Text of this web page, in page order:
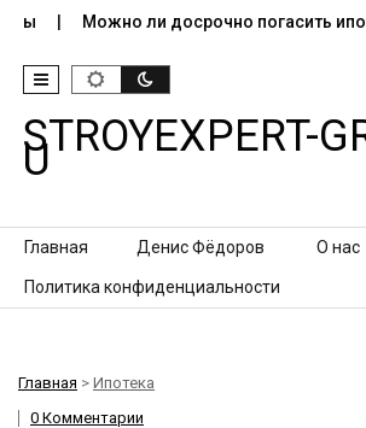
Можно ли досрочно погасить
STROYEXPERT-
U
Перейти к контенту
Главная Денис Фёдоров О нас
Политика конфиденциальности
Главная > Ипотека
0 Комментарии